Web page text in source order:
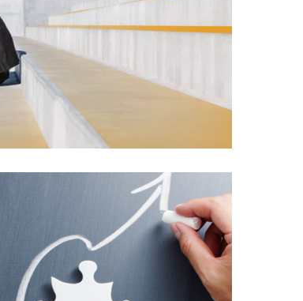
¿Camino al fracaso?
02/07/2018